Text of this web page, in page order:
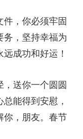
件，你必须牢固
务，坚持幸福为
成功和好运！
，送你一个圆圆
能得到安慰，
你，朋友。春节